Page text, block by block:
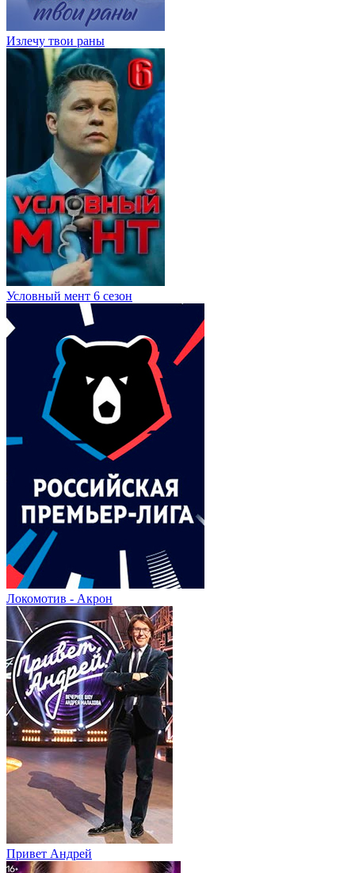
Излечу твои раны
Условный мент 6 сезон
Локомотив - Акрон
Привет Андpей